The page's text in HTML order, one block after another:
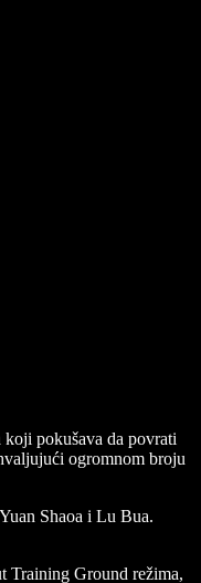
pokušava da povrati
ogromnom broju
Shaoa i Lu Bua.
Training Ground režima,